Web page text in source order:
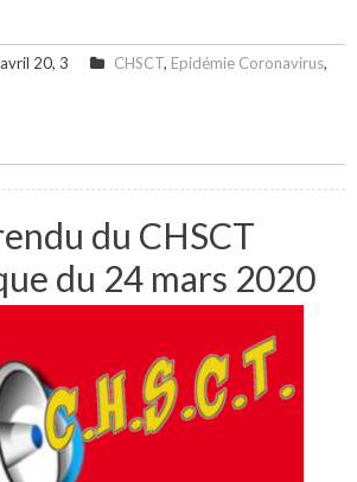
avril 20, 3 CHSCT, Epidémie Coronavirus,
du CHSCT
du 24 mars 2020